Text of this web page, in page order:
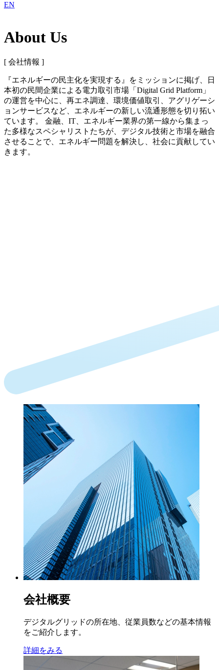
EN
About Us
[ 会社情報 ]
『エネルギーの民主化を実現する』をミッションに掲げ、日
本初の民間企業による電力取引市場「Digital Grid Platform」
の運営を中心に、再エネ調達、環境価値取引、アグリゲーシ
ョンサービスなど、エネルギーの新しい流通形態を切り拓い
ています。 金融、IT、エネルギー業界の第一線から集まっ
た多様なスペシャリストたちが、デジタル技術と市場を融合
させることで、エネルギー問題を解決し、社会に貢献してい
きます。
会社概要
デジタルグリッドの所在地、従業員数などの基本情報
をご紹介します。
詳細をみる